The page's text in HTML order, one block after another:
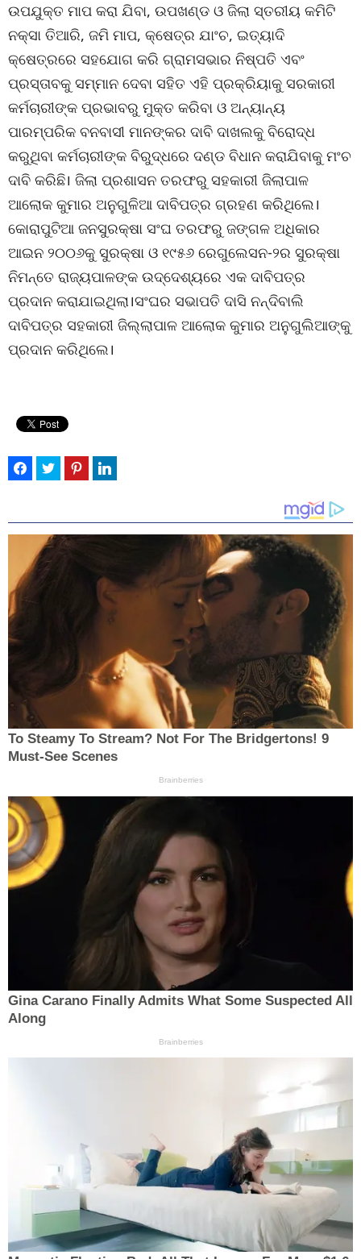
ଉପଯୁକ୍ତ ମାପ କରା ଯିବା, ଉପଖଣ୍ଡ ଓ ଜିଲା ସ୍ତରୀୟ କମିଟି
ନକ୍ସା ତିଆରି, ଜମି ମାପ, କ୍ଷେତ୍ର ଯାଂଚ, ଇତ୍ୟାଦି
କ୍ଷେତ୍ରରେ ସହଯୋଗ କରି ଗ୍ରାମସଭାର ନିଷ୍ପତି ଏବଂ
ପ୍ରସ୍ତାବକୁ ସମ୍ମାନ ଦେବା ସହିତ ଏହି ପ୍ରକ୍ରିୟାକୁ ସରକାରୀ
କର୍ମଚାରୀଙ୍କ ପ୍ରଭାବରୁ ମୁକ୍ତ କରିବା ଓ ଅନ୍ୟାନ୍ୟ
ପାରମ୍ପରିକ ବନବାସୀ ମାନଙ୍କର ଦାବି ଦାଖଲକୁ ବିରୋଦ୍ଧ
କରୁଥିବା କର୍ମଚାରୀଙ୍କ ବିରୁଦ୍ଧରେ ଦଣ୍ଡ ବିଧାନ କରାଯିବାକୁ ମଂଚ
ଦାବି କରିଛି। ଜିଲା ପ୍ରଶାସନ ତରଫରୁ ସହକାରୀ ଜିଲାପାଳ
ଆଲୋକ କୁମାର ଅନୁଗୁଳିଆ ଦାବିପତ୍ର ଗ୍ରହଣ କରିଥିଲେ।
କୋରାପୁଟିଆ ଜନସୁରକ୍ଷା ସଂଘ ତରଫରୁ ଜଙ୍ଗଳ ଅଧିକାର
ଆଇନ ୨୦୦୬କୁ ସୁରକ୍ଷା ଓ ୧୯୫୬ ରେଗୁଲେସନ-୨ର ସୁରକ୍ଷା
ନିମନ୍ତେ ରାଜ୍ୟପାଳଙ୍କ ଉଦ୍ଦେଶ୍ୟରେ ଏକ ଦାବିପତ୍ର
ପ୍ରଦାନ କରାଯାଇଥିଲା।ସଂଘର ସଭାପତି ଦାସି ନନ୍ଦିବାଲି
ଦାବିପତ୍ର ସହକାରୀ ଜିଲ୍ଲାପାଳ ଆଲୋକ କୁମାର ଅନୁଗୁଲିଆଙ୍କୁ
ପ୍ରଦାନ କରିଥିଲେ।